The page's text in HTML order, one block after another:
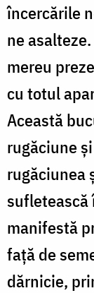
încercările
ne
mereu
cu totul
Această
rugăciune
rugăciunea
sufletească
manifestă
față de
dărnicie,